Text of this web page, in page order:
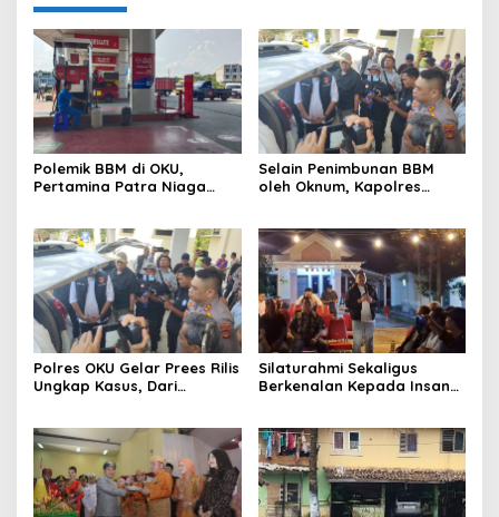
Polemik BBM di OKU,
Pertamina Patra Niaga
BBM Subsidi dan Perkuat
Pengawasan di Kabupaten
Ogan Komering Ulu
Selain Penimbunan BBM
oleh Oknum, Kapolres
Niaga Bungkam
Polres OKU Gelar Prees Rilis
Ungkap Kasus, Dari
Silaturahmi Sekaligus
Berkenalan Kepada Insan
Bareng